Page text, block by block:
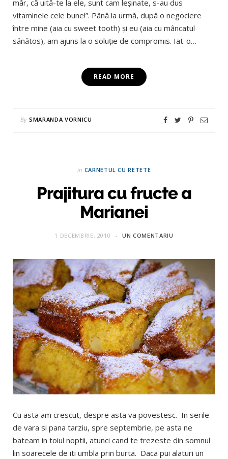
mâr, că uită-te la ele, sunt cam leşinate, s-au dus
vitaminele cele bune!”. Până la urmă, după o negociere
între mine (aia cu sweet tooth) şi eu (aia cu mâncatul
sănătos), am ajuns la o soluţie de compromis. Iat-o…
READ MORE
By SMARANDA VORNICU
in CARNETUL CU RETETE
Prajitura cu fructe a
Marianei
1 DECEMBRIE, 2010 UN COMENTARIU
Cu asta am crescut, despre asta va povestesc. In serile
de vara si pana tarziu, spre septembrie, pe asta ne
bateam in toiul noptii, atunci cand te trezeste din somnul
lin soarecele de iti umbla prin burta. Daca pui alaturi un